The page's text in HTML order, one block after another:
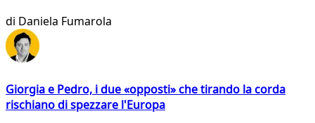
di Daniela Fumarola
Giorgia e Pedro, i due «opposti» che tirando la corda
rischiano di spezzare l'Europa